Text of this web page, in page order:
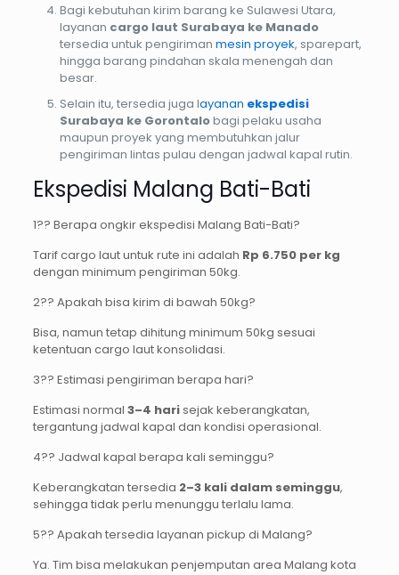
Bagi kebutuhan kirim barang ke Sulawesi Utara,
layanan cargo laut Surabaya ke Manado
tersedia untuk pengiriman mesin proyek, sparepart,
hingga barang pindahan skala menengah dan
besar.
Selain itu, tersedia juga layanan ekspedisi
Surabaya ke Gorontalobagi pelaku usaha
maupun proyek yang membutuhkan jalur
pengiriman lintas pulau dengan jadwal kapal rutin.
Ekspedisi Malang Bati-Bati
1?? Berapa ongkir ekspedisi Malang Bati-Bati?
Tarif cargo laut untuk rute ini adalah Rp 6.750 per kg
dengan minimum pengiriman 50kg.
2?? Apakah bisa kirim di bawah 50kg?
Bisa, namun tetap dihitung minimum 50kg sesuai
ketentuan cargo laut konsolidasi.
3?? Estimasi pengiriman berapa hari?
Estimasi normal 3–4 harisejak keberangkatan,
tergantung jadwal kapal dan kondisi operasional.
4?? Jadwal kapal berapa kali seminggu?
Keberangkatan tersedia 2–3 kali dalam seminggu,
sehingga tidak perlu menunggu terlalu lama.
5?? Apakah tersedia layanan pickup di Malang?
Ya. Tim bisa melakukan penjemputan area Malang kota